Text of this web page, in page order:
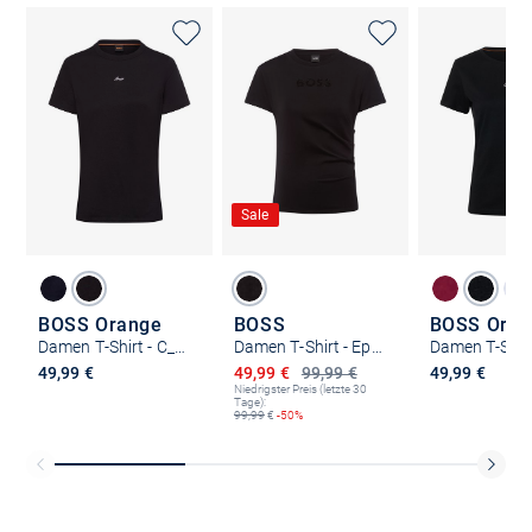
BOSS Orange
49,99 €
Sale
BOSS
99,99 €
Ermäßigter Preis
49,99 €
Niedrigster Preis (letzte 30
Tage):
99,99€ -50%
BOSS
49,99 €